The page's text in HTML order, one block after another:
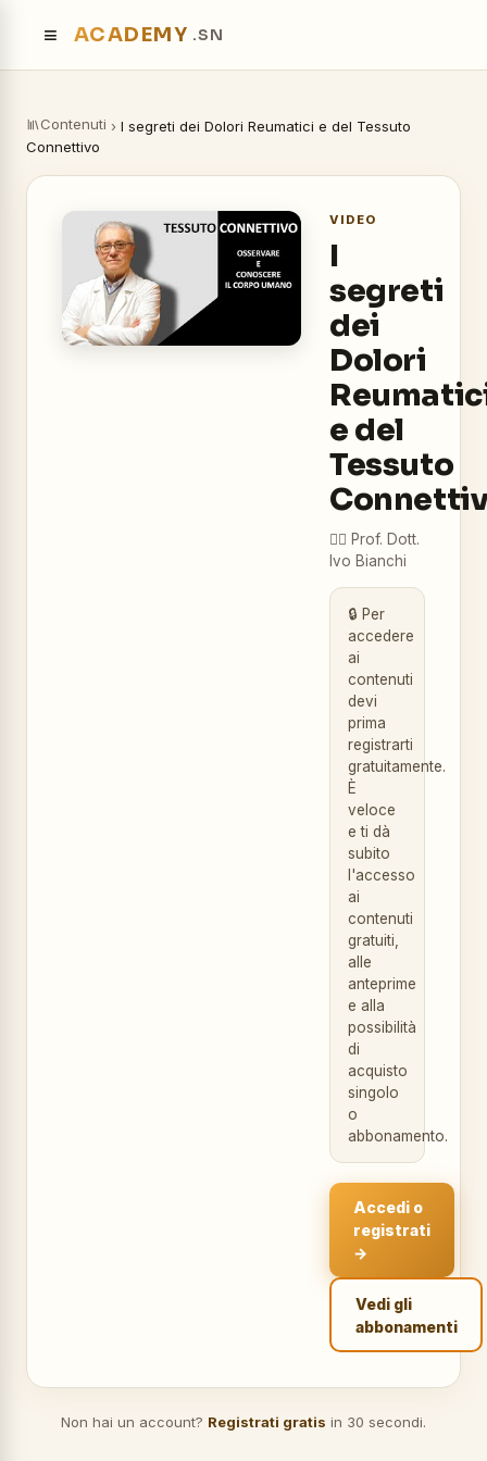
≡ ACADEMY .SN
Contenuti › I segreti dei Dolori Reumatici e del Tessuto
Connettivo
VIDEO
I
segreti
dei
Dolori
e del
Tessuto
👨‍⚕️ Prof. Dott.
Ivo Bianchi
🔒 Per
accedere
ai
contenuti
devi
prima
registrarti
gratuitamente.
È
veloce
e ti dà
subito
l'accesso
ai
contenuti
gratuiti,
alle
anteprime
e alla
possibilità
di
acquisto
singolo
o
abbonamento.
Accedi o
registrati
→
Vedi gli
abbonamenti
Non hai un account? Registrati gratis in 30 secondi.